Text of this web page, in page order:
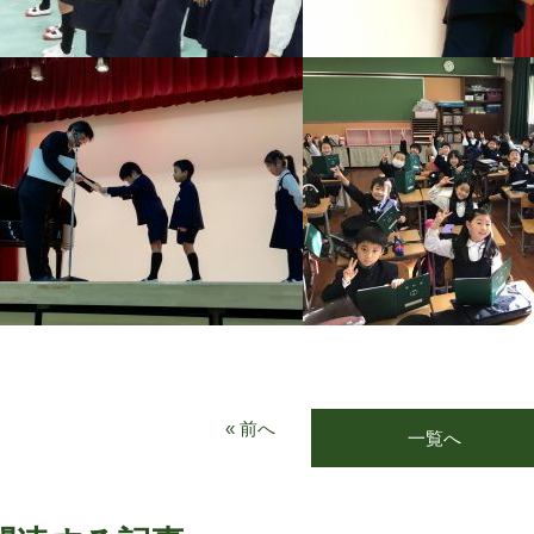
« 前へ 一覧へ